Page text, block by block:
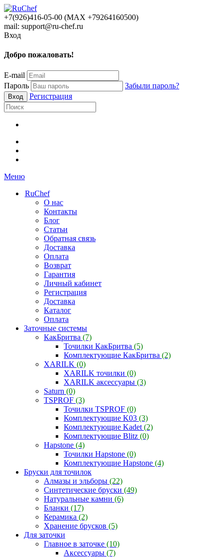
+7(926)416-05-00 (МАХ +79264160500)
mail: support@ru-chef.ru
Вход
Добро пожаловать!
E-mail
Пароль
Забыли пароль?
Регистрация
Меню
RuChef
О нас
Контакты
Блог
Статьи
Обратная связь
Доставка
Оплата
Возврат
Гарантия
Личный кабинет
Регистрация
Доставка
Каталог
Оплата
Заточные системы
КакБритва (7)
Точилки КакБритва (5)
Комплектующие КакБритва (2)
XARILK (0)
XARILK точилки (0)
XARILK аксессуары (3)
Saturn (0)
TSPROF (3)
Точилки TSPROF (0)
Комплектующие K03 (3)
Комплектующие Kadet (2)
Комплектующие Blitz (0)
Hapstone (4)
Точилки Hapstone (0)
Комплектующие Hapstone (4)
Бруски для точилок
Алмазы и эльборы (22)
Синтетические бруски (49)
Натуральные камни (6)
Бланки (17)
Керамика (2)
Хранение брусков (5)
Для заточки
Главное в заточке (10)
Аксессуары (7)